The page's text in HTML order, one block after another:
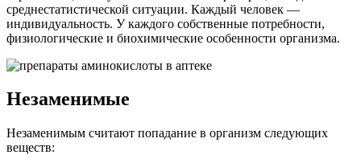
среднестатистической ситуации. Каждый человек —
индивидуальность. У каждого собственные потребности,
физиологические и биохимические особенности организма.
Незаменимые
Незаменимым считают попадание в организм следующих
веществ: